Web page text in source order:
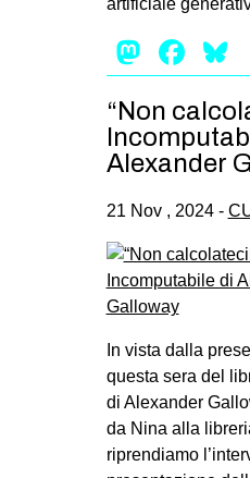
artificiale
“Non
Alexander
21 Nov , 2024 -
In vista dalla
questa sera del
di Alexander
da Nina alla
riprendiamo